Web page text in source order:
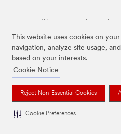
This website uses cookies on
navigation, analyze site usage,
based on your interests.
Cookie Notice
Reject Non-Essential Cookies
Cookie Preferences
Wymienione marki są